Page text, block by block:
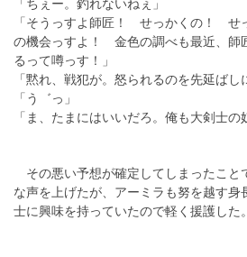
「ちぇー。釣れないねぇ」
「そうっすよ師匠！ せっかくの！ せ
の機会っすよ！ 金色の調べも最近、師
るって噂っす！」
「黙れ、戦犯が。怒られるのを先延ばし
「う゛っ」
「ま、たまにはいいだろ。俺も大剣士の
その悪い予想が確定してしまったこと
な声を上げたが、アーミラも努を越す身
士に興味を持っていたので軽く援護した。